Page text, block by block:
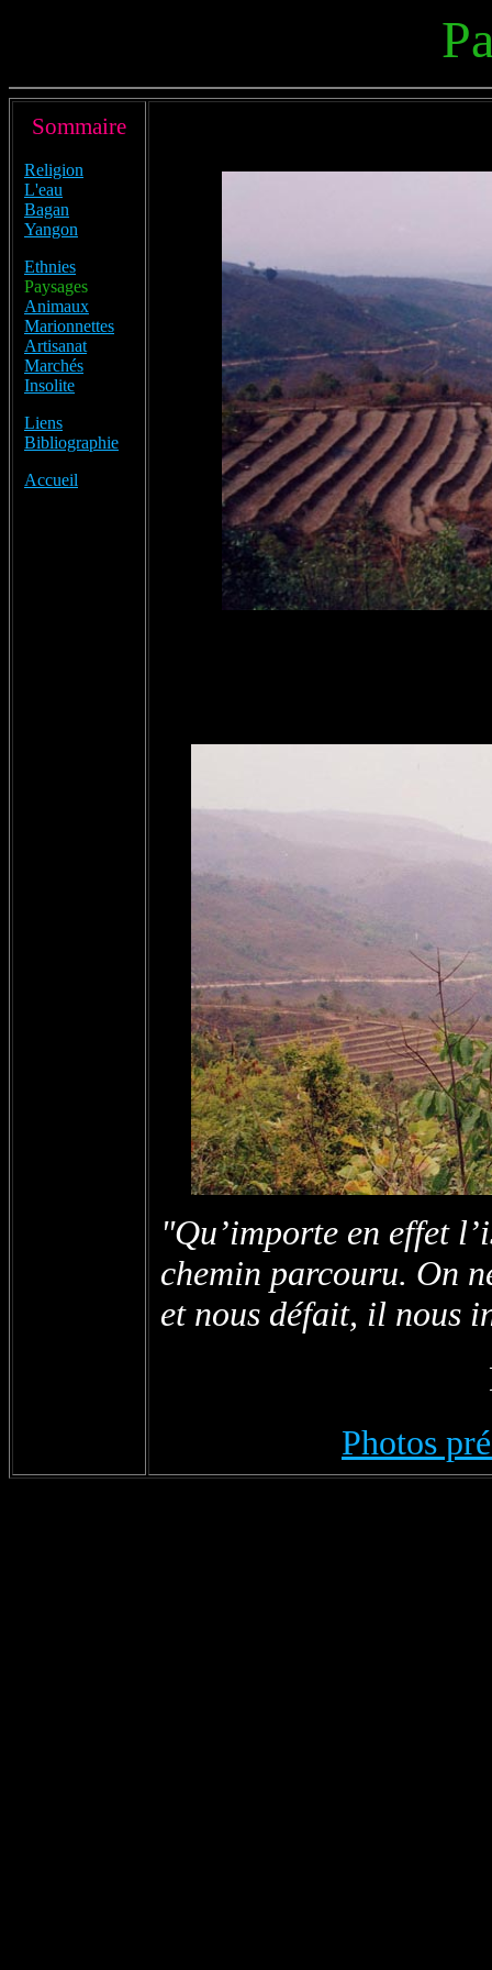
Sommaire
Religion
L'eau
Bagan
Yangon
Ethnies
Paysages
Animaux
Marionnettes
Artisanat
Marchés
Insolite
Liens
Bibliographie
Accueil
"Qu’importe en effet
chemin parcouru. On
et nous défait, il nous
Photos